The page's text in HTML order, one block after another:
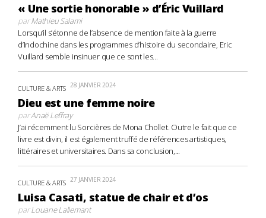
« Une sortie honorable » d’Éric Vuillard
parMathieu Salami
Lorsqu’il s’étonne de l’absence de mention faite à la guerre
d’Indochine dans les programmes d’histoire du secondaire, Eric
Vuillard semble insinuer que ce sont les...
CULTURE & ARTS 28 JANVIER 2024
Dieu est une femme noire
parAnaë Leffray
J’ai récemment lu Sorcières de Mona Chollet. Outre le fait que ce
livre est divin, il est également truffé de références artistiques,
littéraires et universitaires. Dans sa conclusion,...
CULTURE & ARTS 27 JANVIER 2024
Luisa Casati, statue de chair et d’os
parLouane Lallemant